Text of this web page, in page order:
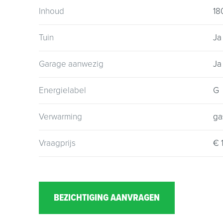
woonwensen werkelijkheid te maken. Neem
Inhoud
Tuin Ja
Garage aanwezig Ja
Energielabel G
Verwarming
Vraagprijs €
BEZICHTIGING AANVRAGEN